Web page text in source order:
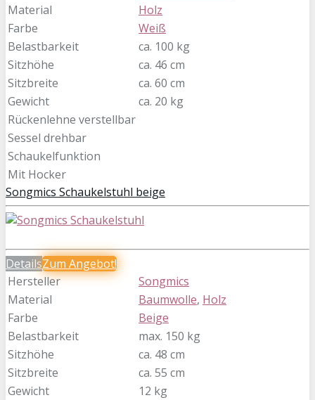
Material
Holz
Farbe
Weiß
Belastbarkeit
ca. 100 kg
Sitzhöhe
ca. 46 cm
Sitzbreite
ca. 60 cm
Gewicht
ca. 20 kg
Rückenlehne verstellbar
Sessel drehbar
Schaukelfunktion
Mit Hocker
Songmics Schaukelstuhl beige
DetailsZum Angebot!
Hersteller
Songmics
Material
Baumwolle, Holz
Farbe
Beige
Belastbarkeit
max. 150 kg
Sitzhöhe
ca. 48 cm
Sitzbreite
ca. 55 cm
Gewicht
12 kg